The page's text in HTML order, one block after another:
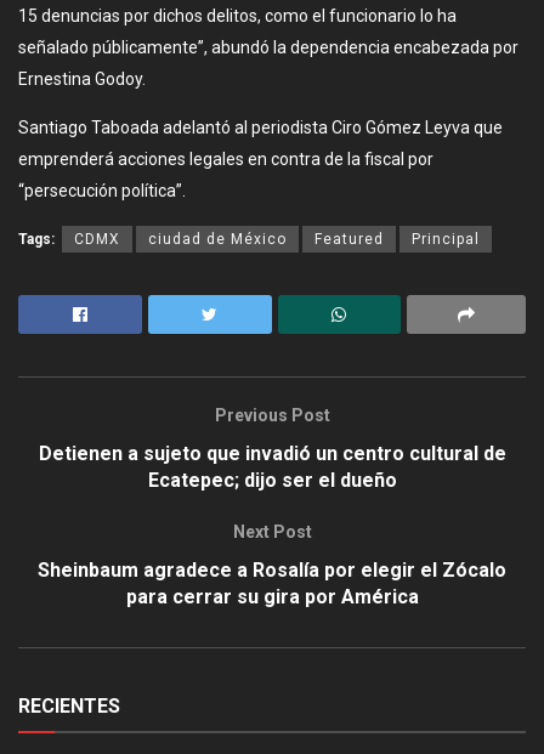
15 denuncias por dichos delitos, como el funcionario lo ha
señalado públicamente”, abundó la dependencia encabezada por
Ernestina Godoy.
Santiago Taboada adelantó al periodista Ciro Gómez Leyva que
emprenderá acciones legales en contra de la fiscal por
“persecución política”.
Tags: CDMX ciudad de México Featured Principal
Previous Post
Detienen a sujeto que invadió un centro cultural de
Ecatepec; dijo ser el dueño
Next Post
Sheinbaum agradece a Rosalía por elegir el Zócalo
para cerrar su gira por América
RECIENTES